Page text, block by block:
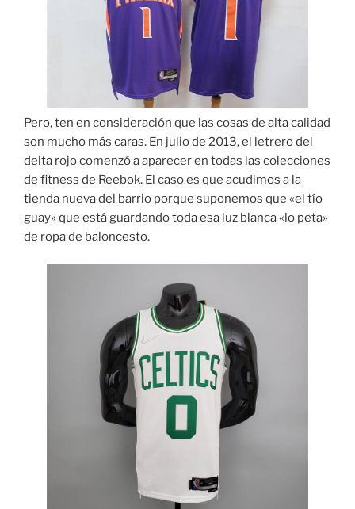
Pero, ten en consideración que las cosas de alta calidad
son mucho más caras. En julio de 2013, el letrero del
delta rojo comenzó a aparecer en todas las colecciones
de fitness de Reebok. El caso es que acudimos a la
tienda nueva del barrio porque suponemos que «el tío
guay» que está guardando toda esa luz blanca «lo peta»
de ropa de baloncesto.